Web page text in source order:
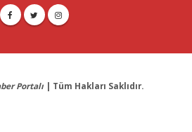
Portalı | Tüm Hakları Saklıdır.